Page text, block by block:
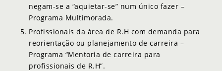
negam-se a “aquietar-se” num único fazer –
Programa Multimorada.
Profissionais da área de R.H com demanda para
reorientação ou planejamento de carreira –
Programa “Mentoria de carreira para
profissionais de R.H”.